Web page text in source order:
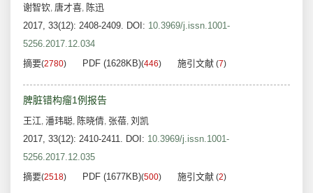
谢智钦, 唐才喜, 陈迅
2017, 33(12): 2408-2409. DOI: 10.3969/j.issn.1001-
5256.2017.12.034
摘要(2780) PDF (1628KB)(446) 施引文献 (7)
脾脏错构瘤1例报告
王江, 潘玮聪, 陈晓倩, 张蓓, 刘凯
2017, 33(12): 2410-2411. DOI: 10.3969/j.issn.1001-
5256.2017.12.035
摘要(2518) PDF (1677KB)(500) 施引文献 (2)